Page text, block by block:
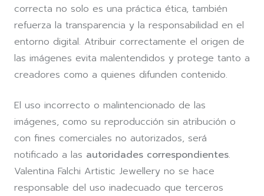
correcta no solo es una práctica ética, también
refuerza la transparencia y la responsabilidad en el
entorno digital. Atribuir correctamente el origen de
las imágenes evita malentendidos y protege tanto a
creadores como a quienes difunden contenido.
El uso incorrecto o malintencionado de las
imágenes, como su reproducción sin atribución o
con fines comerciales no autorizados, será
notificado a las autoridades correspondientes.
Valentina Falchi Artistic Jewellery no se hace
responsable del uso inadecuado que terceros